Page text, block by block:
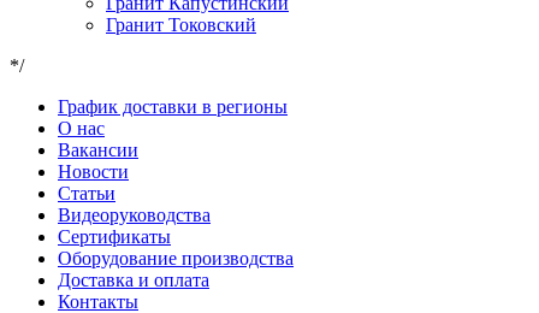
Гранит Токовский
*/
График доставки в регионы
О нас
Вакансии
Новости
Статьи
Видеоруководства
Сертификаты
Оборудование производства
Доставка и оплата
Контакты